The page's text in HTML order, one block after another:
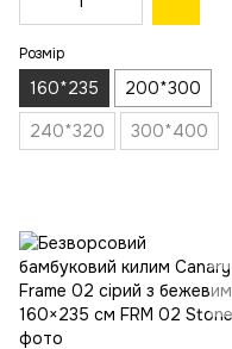
Розмір
160*235
200*300
240*320
300*400